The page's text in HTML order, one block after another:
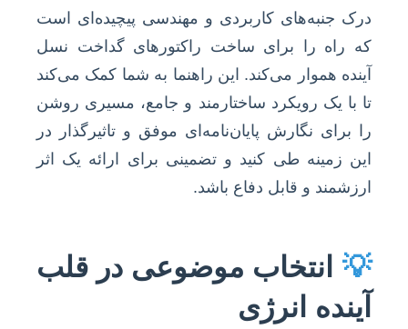
درک جنبه‌های کاربردی و مهندسی پیچیده‌ای است
که راه را برای ساخت راکتورهای گداخت نسل
آینده هموار می‌کند. این راهنما به شما کمک می‌کند
تا با یک رویکرد ساختارمند و جامع، مسیری روشن
را برای نگارش پایان‌نامه‌ای موفق و تاثیرگذار در
این زمینه طی کنید و تضمینی برای ارائه یک اثر
ارزشمند و قابل دفاع باشد.
💡 انتخاب موضوعی در قلب
آینده انرژی